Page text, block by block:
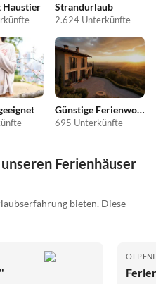
Haustier Strandurlaub
2.624 Unterkünfte
Günstige Ferienwohnungen
695 Unterkünfte
Ferienhäuser
bieten. Diese